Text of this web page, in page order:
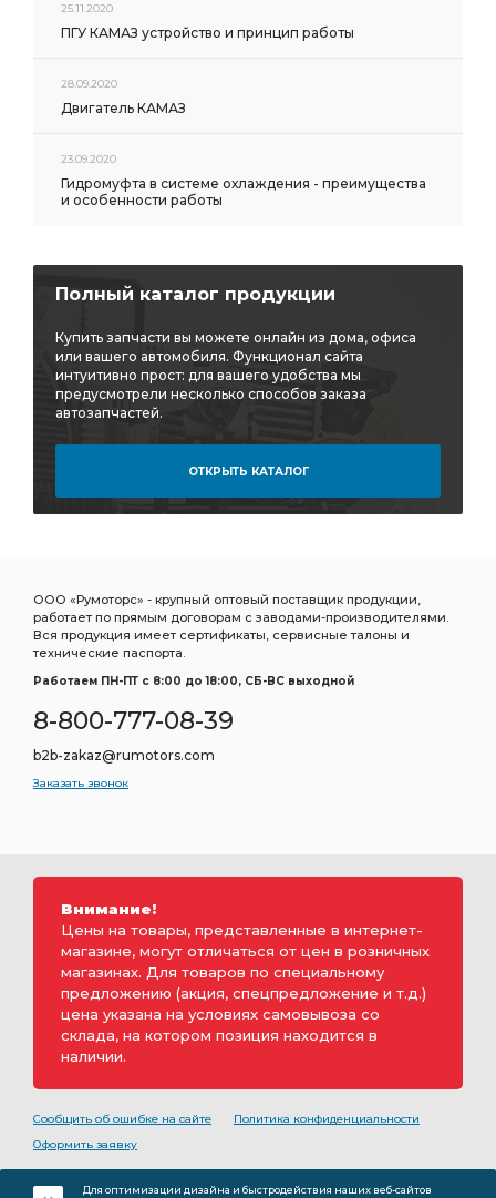
25.11.2020
ПГУ КАМАЗ устройство и принцип работы
28.09.2020
Двигатель КАМАЗ
23.09.2020
Гидромуфта в системе охлаждения - преимущества
и особенности работы
Полный каталог продукции
Купить запчасти вы можете онлайн из дома, офиса
или вашего автомобиля. Функционал сайта
интуитивно прост: для вашего удобства мы
предусмотрели несколько способов заказа
автозапчастей.
ОТКРЫТЬ КАТАЛОГ
ООО «Румоторс» - крупный оптовый поставщик продукции,
работает по прямым договорам с заводами-производителями.
Вся продукция имеет сертификаты, сервисные талоны и
технические паспорта.
Работаем ПН-ПТ c 8:00 до 18:00, СБ-ВС выходной
8-800-777-08-39
b2b-zakaz@rumotors.com
Заказать звонок
Внимание!
Цены на товары, представленные в интернет-
магазине, могут отличаться от цен в розничных
магазинах. Для товаров по специальному
предложению (акция, спецпредложение и т.д.)
цена указана на условиях самовывоза со
склада, на котором позиция находится в
наличии.
Сообщить об ошибке на сайте
Политика конфиденциальности
Оформить заявку
Для оптимизации дизайна и быстродействия наших веб-сайтов